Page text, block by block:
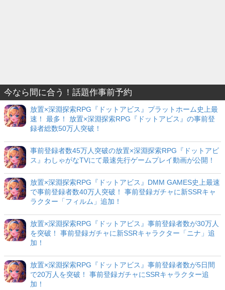
今なら間に合う！話題作事前予約
放置×深淵探索RPG『ドットアビス』プラットホーム史上最
速！ 最多！ 放置×深淵探索RPG『ドットアビス』の事前登
録者総数50万人突破！
事前登録者数45万人突破の放置×深淵探索RPG『ドットアビ
ス』わしゃがなTVにて最速先行ゲームプレイ動画が公開！
放置×深淵探索RPG『ドットアビス』DMM GAMES史上最速
で事前登録者数40万人突破！ 事前登録ガチャに新SSRキャ
ラクター「フィルム」追加！
放置×深淵探索RPG『ドットアビス』事前登録者数が30万人
を突破！ 事前登録ガチャに新SSRキャラクター「ニナ」追
加！
放置×深淵探索RPG『ドットアビス』事前登録者数が5日間
で20万人を突破！ 事前登録ガチャにSSRキャラクター追
加！